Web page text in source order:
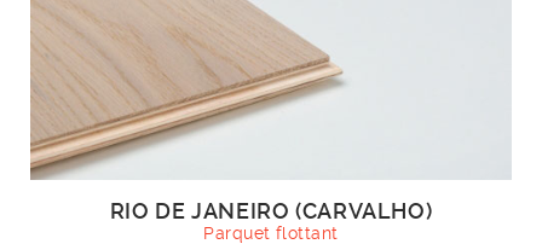
RIO DE JANEIRO (CARVALHO)
Parquet flottant